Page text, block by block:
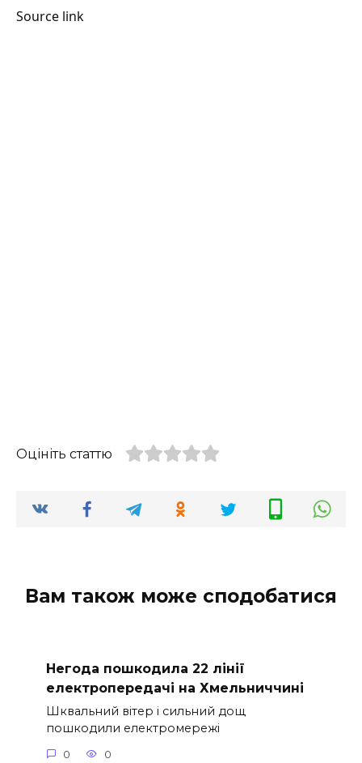
Source link
Оцініть статтю
Вам також може сподобатися
Негода пошкодила 22 лінії
електропередачі на Хмельниччині
Шквальний вітер і сильний дощ
пошкодили електромережі
0 0